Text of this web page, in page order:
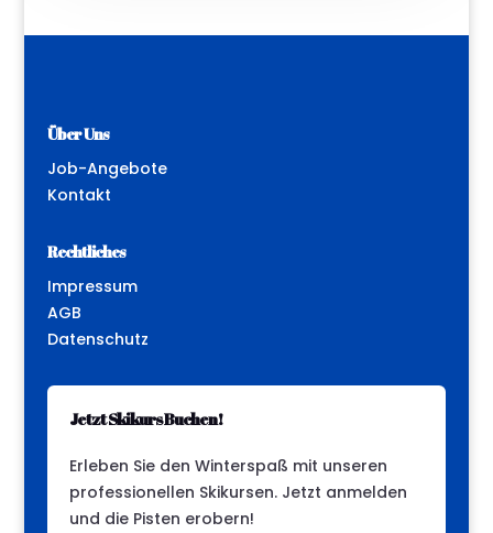
Über Uns
Job-Angebote
Kontakt
Rechtliches
Impressum
AGB
Datenschutz
Jetzt Skikurs Buchen!
Erleben Sie den Winterspaß mit unseren
professionellen Skikursen. Jetzt anmelden
und die Pisten erobern!